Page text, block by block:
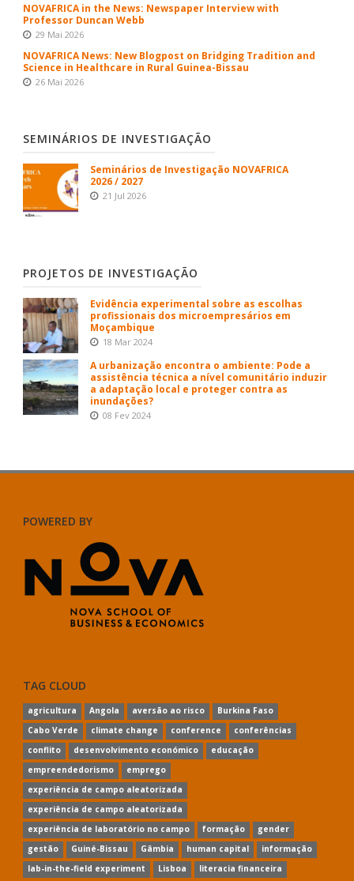
NOVAFRICA in the News: Newspaper Interview with
Professor Duncan Webb
29 Mai 2026
NOVAFRICA News: New Blogpost on Bridging Tradition and
Science in Healthcare in Rural Guinea-Bissau
26 Mai 2026
SEMINÁRIOS DE INVESTIGAÇÃO
Seminários de Investigação NOVAFRICA
2026 / 2027
21 Jul 2026
PROJETOS DE INVESTIGAÇÃO
Evidência experimental sobre as escolhas
profissionais dos microempresários em
Moçambique
18 Mar 2024
A urbanização encontra o ambiente: Pode a
assistência técnica a nível comunitário induzir
a adaptação local e proteger contra as
inundações?
08 Fev 2024
POWERED BY
TAG CLOUD
agricultura Angola aversão ao risco
Burkina Faso
Cabo Verde
climate change conference
conferências
conflito
desenvolvimento económico
educação
empreendedorismo
emprego
experiência de campo aleatorizada
experiência de campo aleatorizada
experiência de laboratório no campo
formação
gender
gestão
Guiné-Bissau Gâmbia human capital
informação
lab-in-the-field experiment
Lisboa literacia financeira